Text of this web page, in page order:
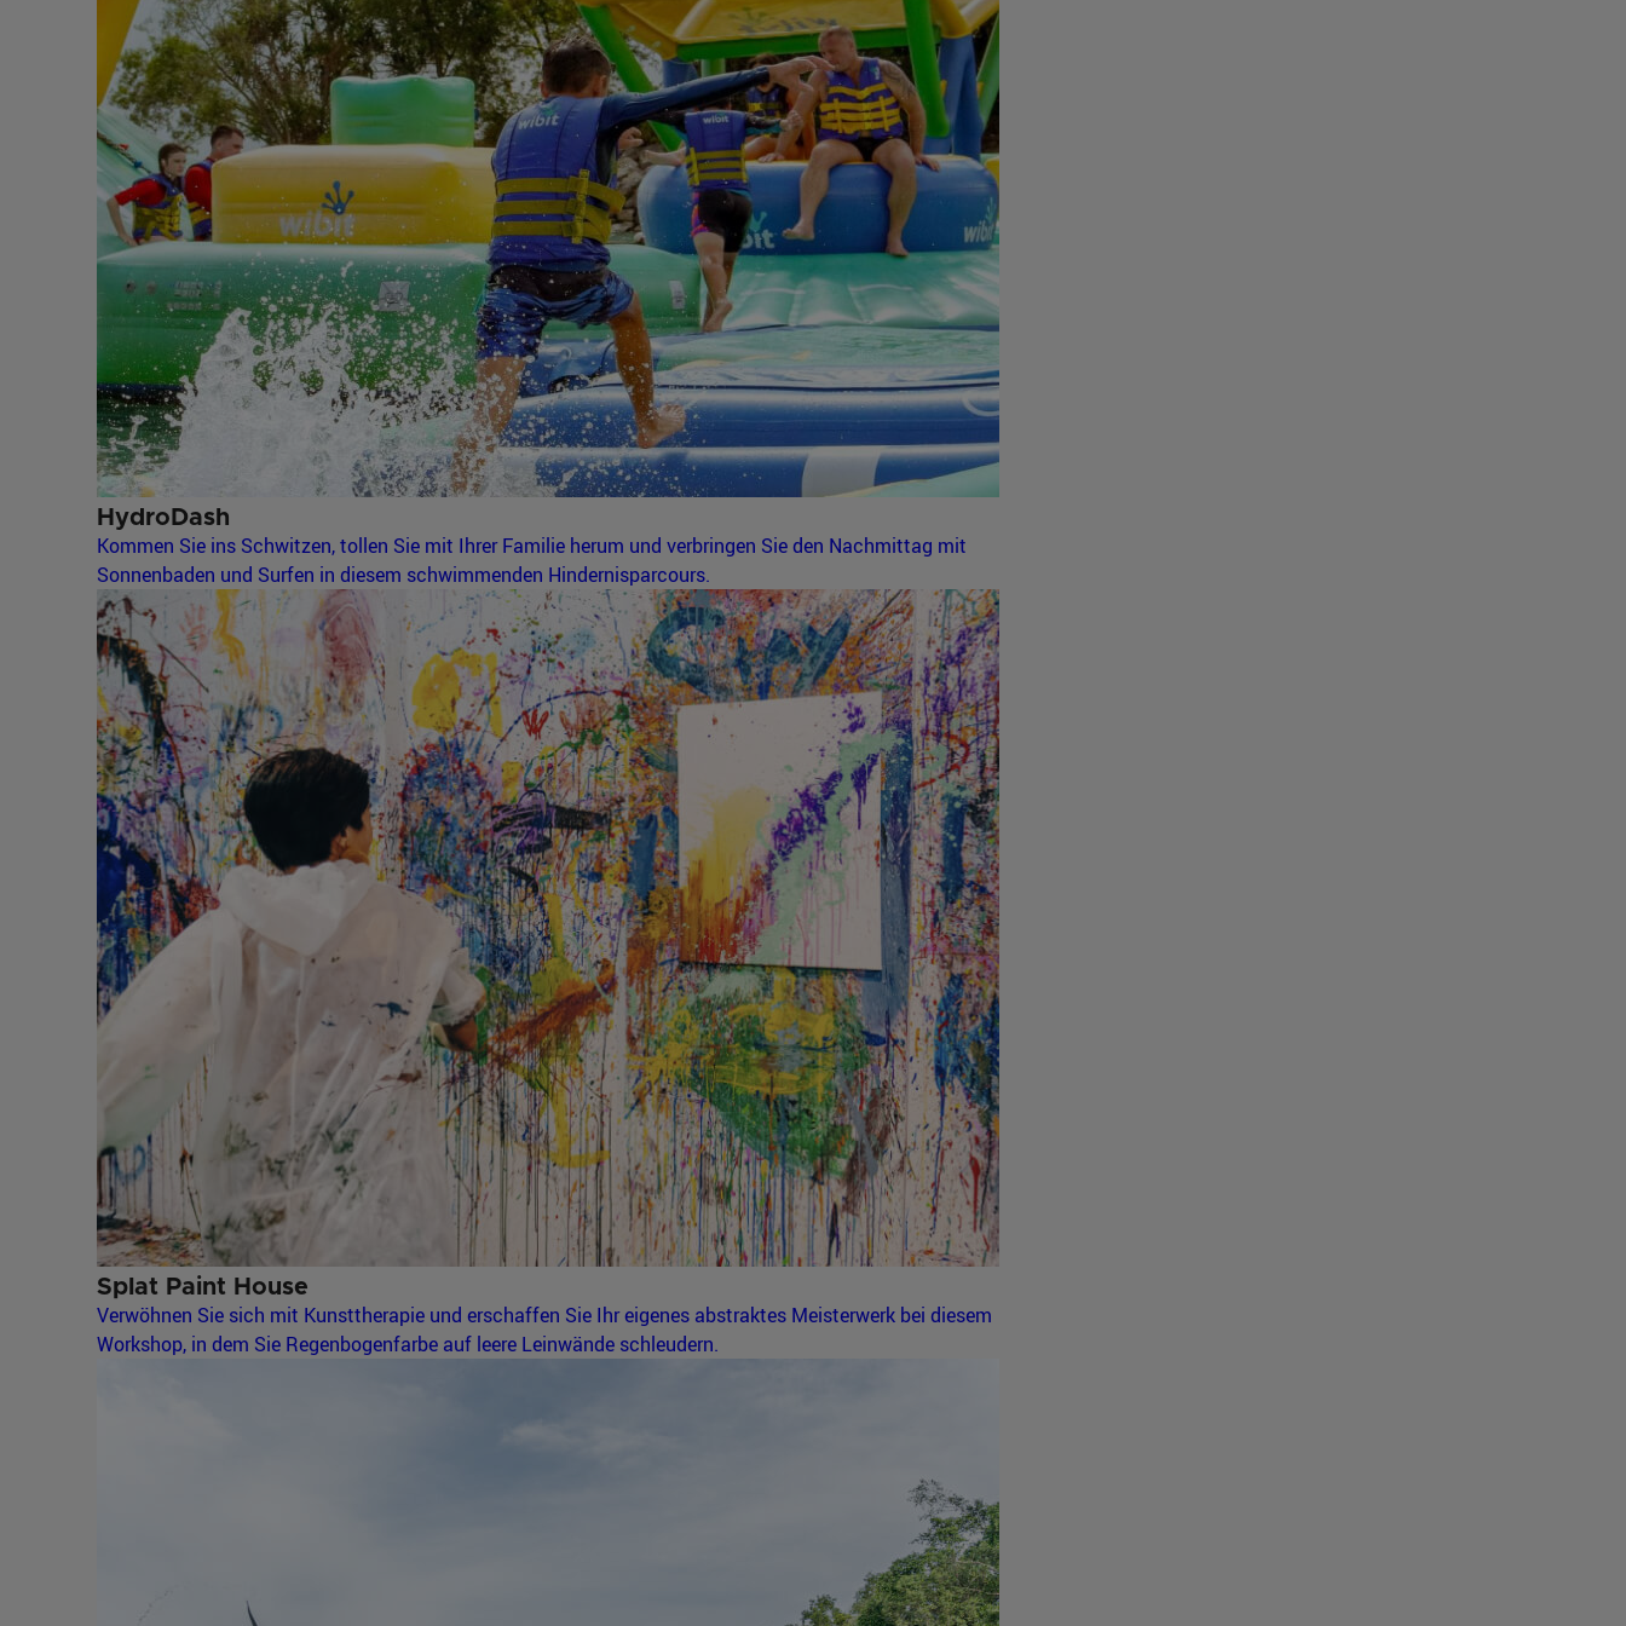
HydroDash
Kommen Sie ins Schwitzen, tollen Sie mit Ihrer Familie herum und verbringen Sie den Nachmittag mit
Sonnenbaden und Surfen in diesem schwimmenden Hindernisparcours.
Splat Paint House
Verwöhnen Sie sich mit Kunsttherapie und erschaffen Sie Ihr eigenes abstraktes Meisterwerk bei diesem
Workshop, in dem Sie Regenbogenfarbe auf leere Leinwände schleudern.